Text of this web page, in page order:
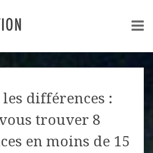
les différences :
trouver 8
en moins de 15